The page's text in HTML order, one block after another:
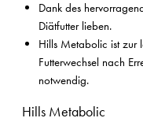
Dank des
Diätfutter lieben.
Hills Metabolic ist zur
Futterwechsel nach
notwendig.
Hills Metabolic